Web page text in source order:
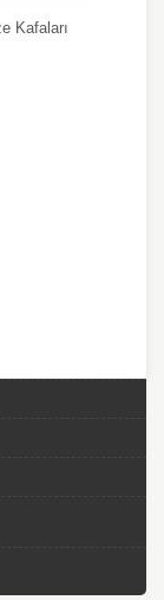
Kafaları